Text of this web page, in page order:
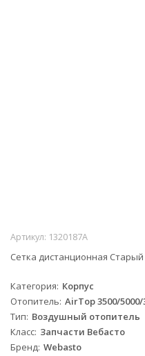
Артикул: 1320187A
Сетка дистанционная Старый
Категория Корпус
Отопитель AirTop 3500/5000/
Тип Воздушный отопитель
Класс Запчасти Вебасто
Бренд Webasto